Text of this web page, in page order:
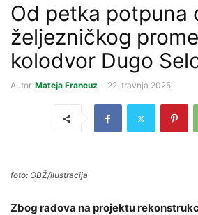
Od petka potpuna
željezničkog
kolodvor Dugo
Autor Mateja Francuz - 22. travnja 2025.
foto: OBŽ/ilustracija
Zbog radova na projektu